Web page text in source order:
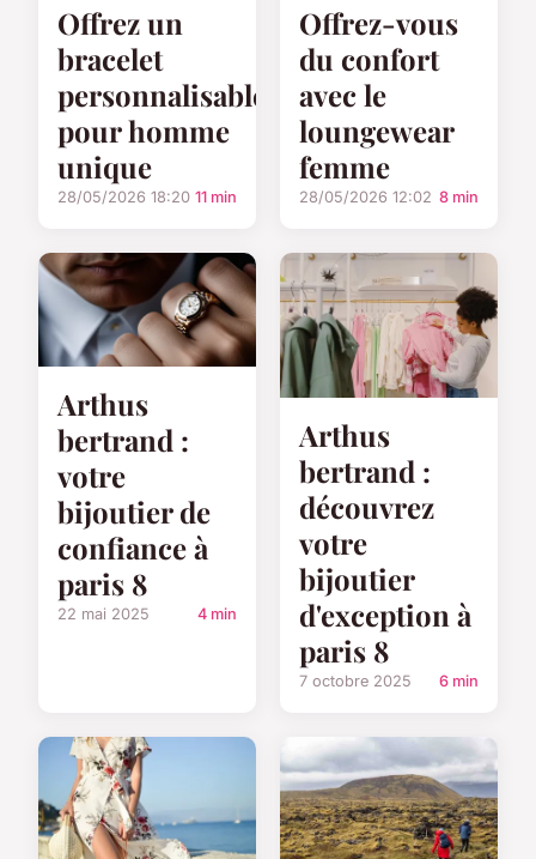
Offrez un
bracelet
personnalisable
pour homme
unique
28/05/2026 18:20 11 min
Offrez-vous
du confort
avec le
loungewear
femme
28/05/2026 12:02 8 min
Arthus
bertrand :
votre
bijoutier de
confiance à
paris 8
22 mai 2025 4 min
Arthus
bertrand :
découvrez
votre
bijoutier
d'exception à
paris 8
7 octobre 2025 6 min